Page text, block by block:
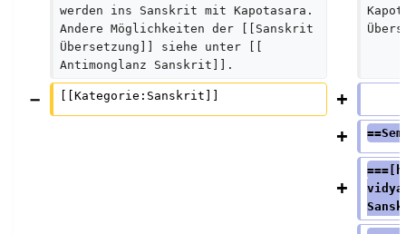
werden ins Sanskrit mit Kapotasara.
Andere Möglichkeiten der [[Sanskrit
Übersetzung]] siehe unter [[
Antimonglanz Sanskrit]].
[[Kategorie:Sanskrit]]